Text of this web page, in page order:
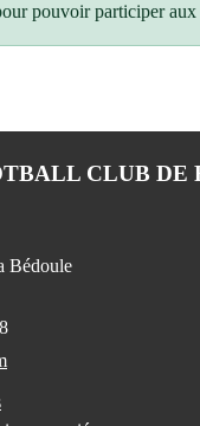
pouvoir participer aux
CLUB DE
Bédoule